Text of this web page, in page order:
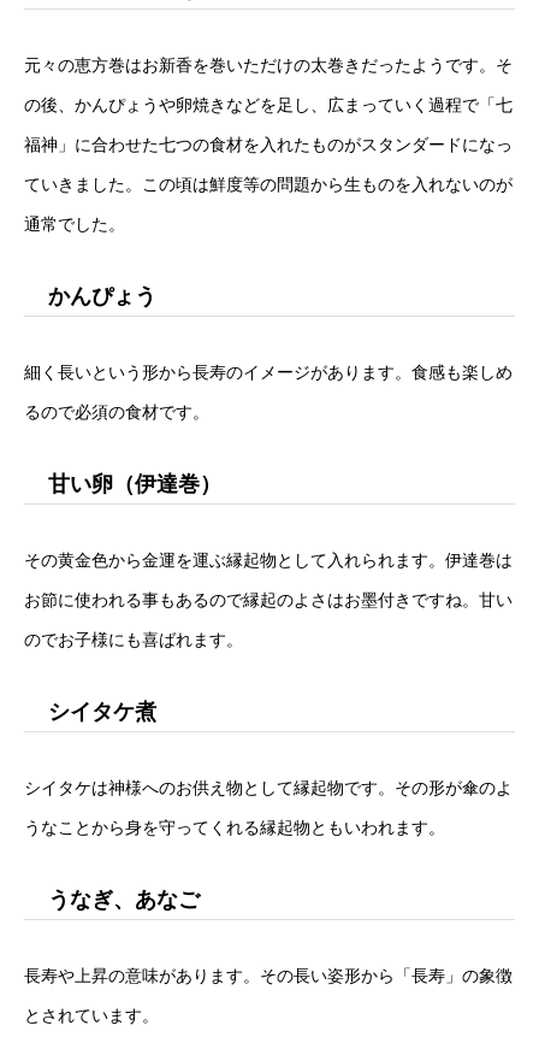
元々の恵方巻はお新香を巻いただけの太巻きだったようです。そ
の後、かんぴょうや卵焼きなどを足し、広まっていく過程で「七
福神」に合わせた七つの食材を入れたものがスタンダードになっ
ていきました。この頃は鮮度等の問題から生ものを入れないのが
通常でした。
かんぴょう
細く長いという形から長寿のイメージがあります。食感も楽しめ
るので必須の食材です。
甘い卵（伊達巻）
その黄金色から金運を運ぶ縁起物として入れられます。伊達巻は
お節に使われる事もあるので縁起のよさはお墨付きですね。甘い
のでお子様にも喜ばれます。
シイタケ煮
シイタケは神様へのお供え物として縁起物です。その形が傘のよ
うなことから身を守ってくれる縁起物ともいわれます。
うなぎ、あなご
長寿や上昇の意味があります。その長い姿形から「長寿」の象徴
とされています。